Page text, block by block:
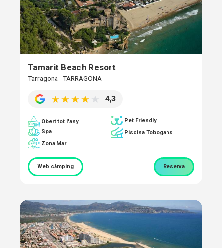
Tamarit Beach Resort
Tarragona - TARRAGONA
4,3
Obert tot l'any
Pet Friendly
Spa
Piscina Tobogans
Zona Mar
Web càmping Reserva